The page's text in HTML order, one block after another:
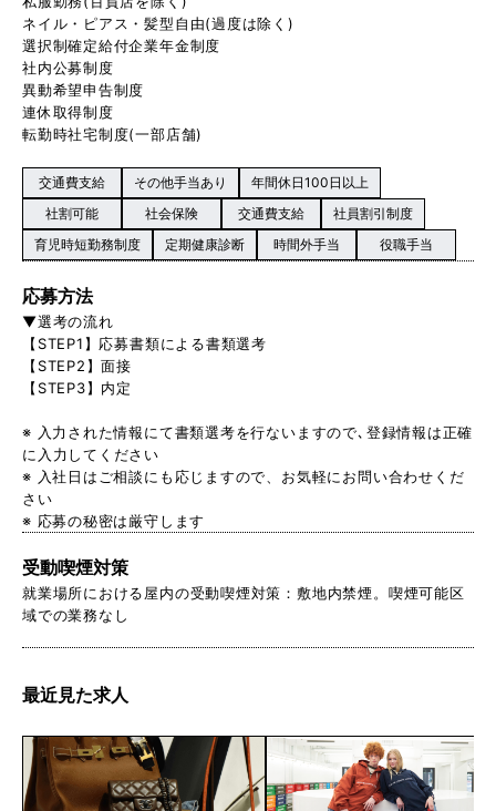
ネイル・ピアス・髪型自由(過度は除く)
選択制確定給付企業年金制度
社内公募制度
異動希望申告制度
連休取得制度
転勤時社宅制度(一部店舗)
交通費支給 その他手当あり
年間休日100日以上
社割可能
社会保険 交通費支給
社員割引制度
育児時短勤務制度
定期健康診断 時間外手当 役職手当
応募方法
▼選考の流れ
【STEP1】応募書類による書類選考
【STEP2】面接
【STEP3】内定
※ 入力された情報にて書類選考を行ないますので､登録情報は正確
に入力してください
※ 入社日はご相談にも応じますので、お気軽にお問い合わせくだ
さい
※ 応募の秘密は厳守します
受動喫煙対策
就業場所における屋内の受動喫煙対策：敷地内禁煙。喫煙可能区
域での業務なし
最近見た求人